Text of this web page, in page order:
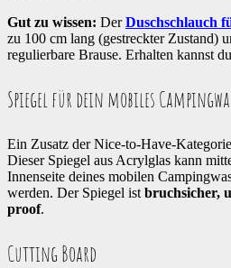
Gut zu wissen: DerDuschschlauch
zu 100 cm lang (gestreckter Zustand)
regulierbare Brause. Erhalten kannst
Spiegel für dein mobiles
Ein Zusatz der Nice-to-Have-
Dieser Spiegel aus Acrylglas kann
Innenseite deines mobilen
werden. Der Spiegel ist bruchsicher,
proof.
Cutting Board